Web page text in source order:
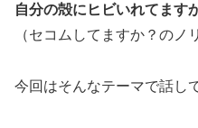
自分の殻にヒビいれてます
（セコムしてますか？のノ
今回はそんなテーマで話し